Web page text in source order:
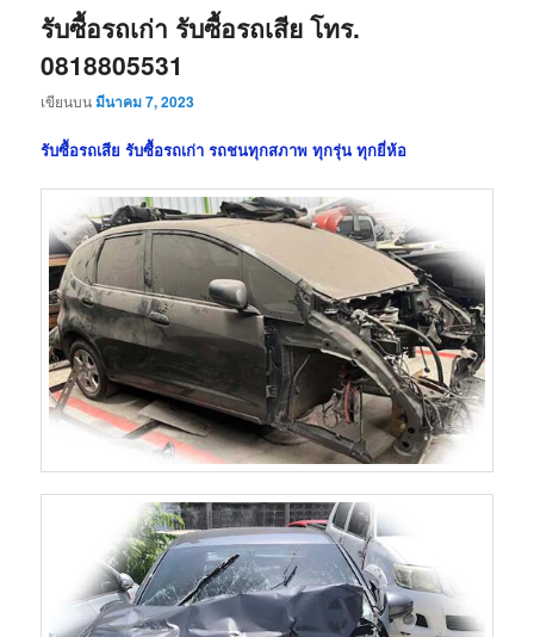
รับซื้อรถเก่า รับซื้อรถเสีย โทร.
0818805531
เขียนบนมีนาคม 7, 2023
รับซื้อรถเสีย รับซื้อรถเก่า รถชนทุกสภาพ ทุกรุ่น ทุกยี่ห้อ